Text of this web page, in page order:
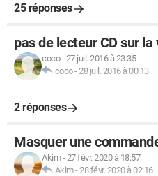
25 réponses
pas de lecteur CD sur la
coco-27 juil. 2016 à 23:35
coco-28 juil. 2016 à 00:13
2 réponses
Masquer une
Akim-27 févr. 2020 à 18:57
Akim-28 févr. 2020 à 02:16